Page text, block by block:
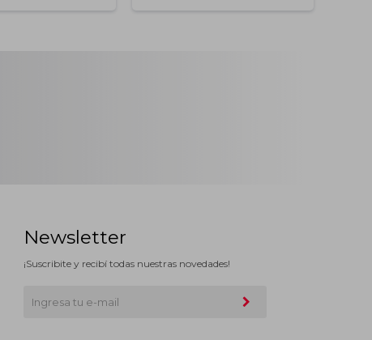
Newsletter
¡Suscribite y recibí todas nuestras novedades!